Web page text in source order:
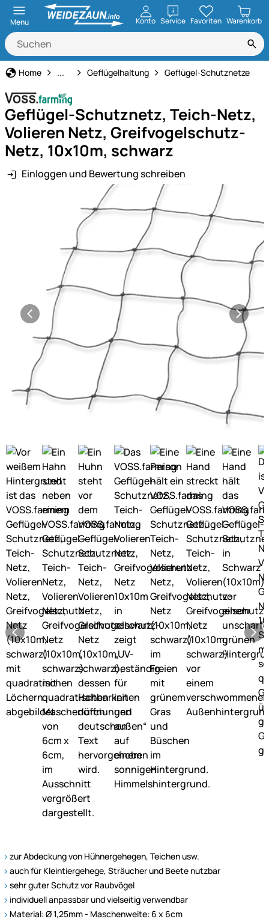
Menu Konto ServiceöffnenFavoriten Warenkorb
Home Tierbedarf
... Geflügelhaltung Geflügel-Schutznetze
Geflügel-Schutznetz, Teich-Netz,
Volieren Netz, Greifvogelschutz-
Netz, 10x10m, schwarz
Einloggen und Bewertung schreiben
zur Abdeckung von Hühnergehegen, Teichen usw.
auch für Kleintiergehege, Sträucher und Beete nutzbar
sehr guter Schutz vor Raubvögel
individuell anpassbar und vielseitig verwendbar
Material: Ø 1,25mm - Maschenweite: 6 x 6cm